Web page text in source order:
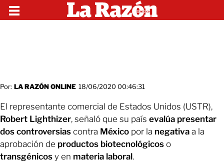
Por: LA RAZÓN ONLINE 18/06/2020 00:46:31
El representante comercial de Estados Unidos (USTR),
Robert Lighthizer, señaló que su país evalúa presentar
dos controversias contra México por la negativa a la
aprobación de productos biotecnológicos o
transgénicos y en materia laboral.